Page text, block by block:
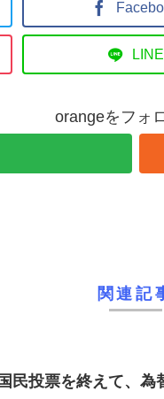
LINE
orangeをフォ
関連記
民投票を終えて、為